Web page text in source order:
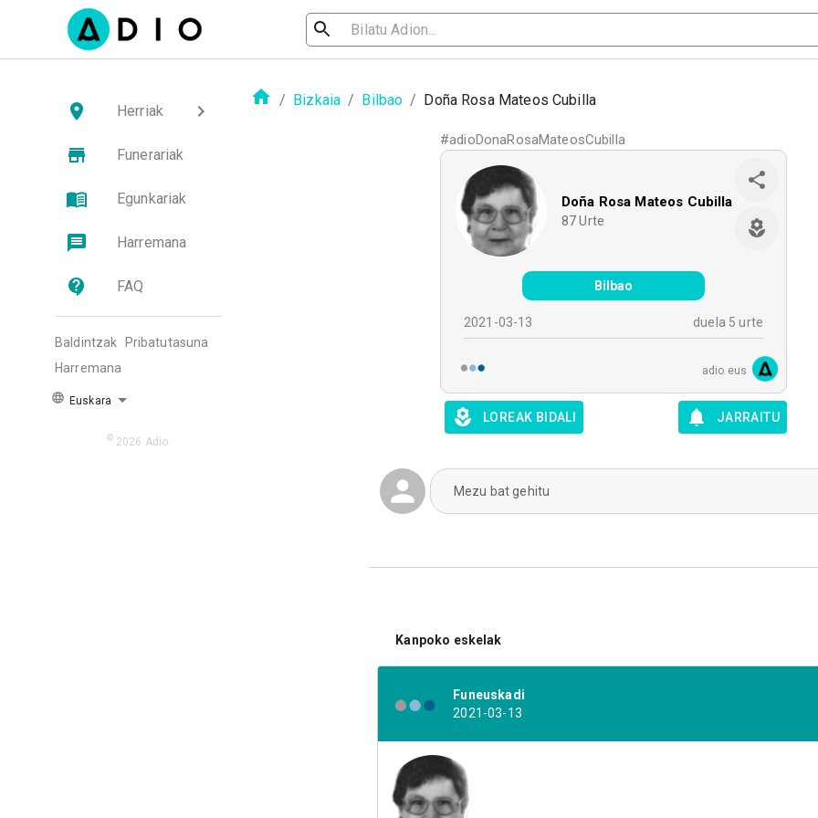
Herriak
Funerariak
Egunkariak
Harremana
FAQ
Baldintzak
Pribatutasuna
Harremana
Euskara
© 2026 Adio.
/ Bizkaia / Bilbao / Doña Rosa Mateos Cubilla
#adioDonaRosaMateosCubilla
Doña Rosa Mateos Cubilla
87 Urte
Bilbao
2021-03-13 duela 5 urte
adio.eus
LOREAK BIDALI JARRAITU
Mezu bat gehitu
Kanpoko eskelak
Funeuskadi
2021-03-13